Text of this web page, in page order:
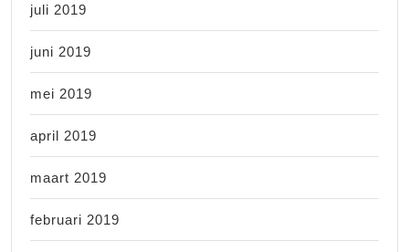
juli 2019
juni 2019
mei 2019
april 2019
maart 2019
februari 2019